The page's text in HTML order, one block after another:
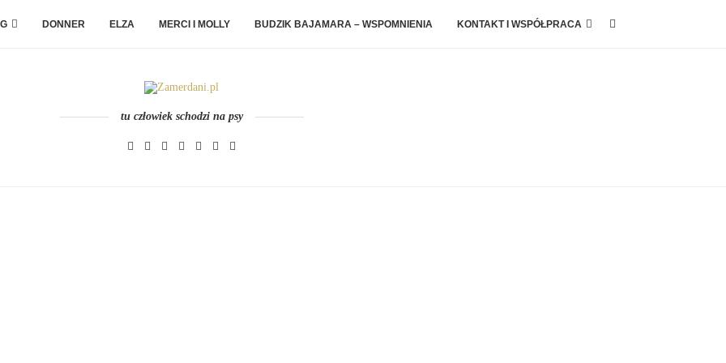
DONNER ELZA MERCI I MOLLY BUDZIK BAJAMARA – WSPOMNIENIA KONTAKT I WSPÓŁPRACA
tu człowiek schodzi na psy